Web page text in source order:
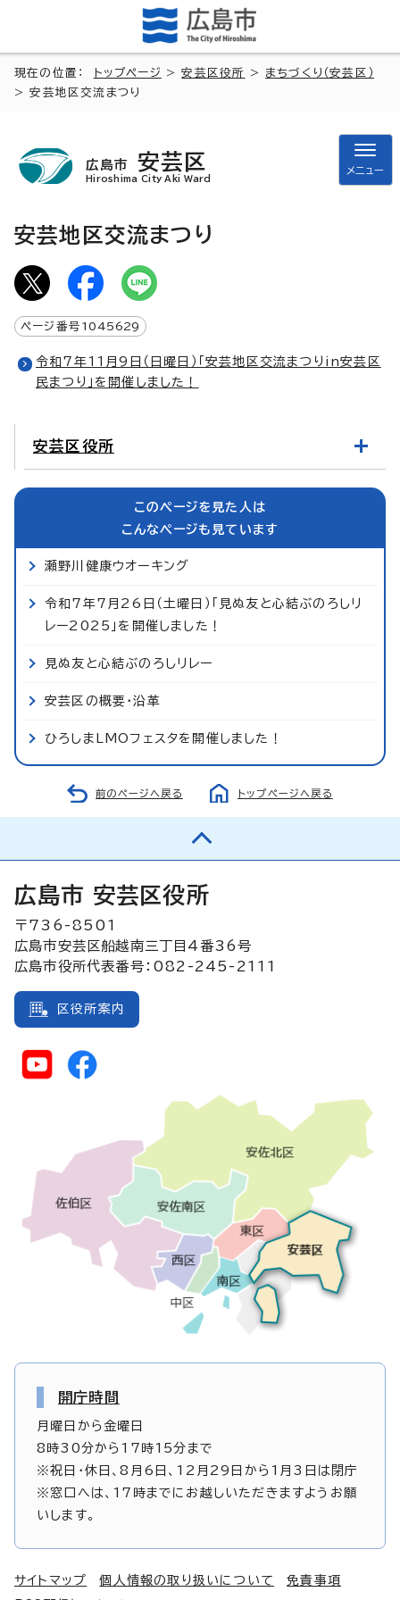
現在の位置： トップページ >安芸区役所 > まちづくり（安芸区）
> 安芸地区交流まつり
広島市 安芸区
Hiroshima City Aki Ward
メニュー
安芸地区交流まつり
ページ番号 1045629
令和7年11月9日（日曜日）「安芸地区交流まつりin安芸区
民まつり」を開催しました！
安芸区役所
このページを見た人は
こんなページも見ています
瀬野川健康ウオーキング
令和7年7月26日（土曜日）「見ぬ友と心結ぶのろしリ
レー2025」を開催しました！
見ぬ友と心結ぶのろしリレー
安芸区の概要・沿革
ひろしまLMOフェスタを開催しました！
前のページへ戻る トップページへ戻る
広島市 安芸区役所
〒736-8501
広島市安芸区船越南三丁目4番36号
広島市役所代表番号：082-245-2111
区役所案内
開庁時間
月曜日から金曜日
8時30分から17時15分まで
※祝日・休日、8月6日、12月29日から1月3日は閉庁
※窓口へは、17時までにお越しいただきますようお願
いします。
サイトマップ 個人情報の取り扱いについて
免責事項